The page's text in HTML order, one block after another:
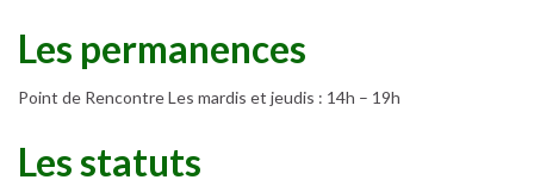
Les permanences
Point de Rencontre Les mardis et jeudis : 14h – 19h
Les statuts